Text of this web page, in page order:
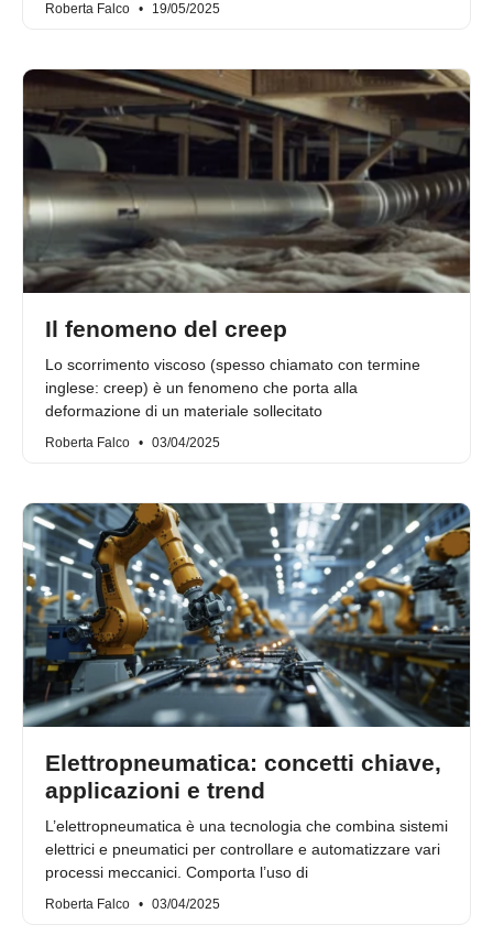
Roberta Falco 19/05/2025
Il fenomeno del creep
Lo scorrimento viscoso (spesso chiamato con termine
inglese: creep) è un fenomeno che porta alla
deformazione di un materiale sollecitato
Roberta Falco 03/04/2025
Elettropneumatica: concetti chiave,
applicazioni e trend
L’elettropneumatica è una tecnologia che combina sistemi
elettrici e pneumatici per controllare e automatizzare vari
processi meccanici. Comporta l’uso di
Roberta Falco 03/04/2025